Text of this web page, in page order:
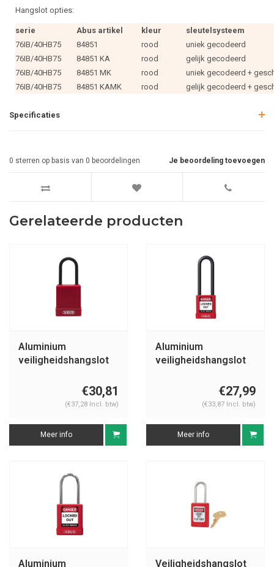
Hangslot opties:
serie Abus artikel kleur
sleutelsysteem
76IB/40HB75
84851 rood
uniek gecodeerd
76IB/40HB75
84851 KA rood
gelijk gecodeerd
76IB/40HB75
84851 MK rood
uniek gecodeerd +
76IB/40HB75
84851 KAMK rood gelijk gecodeerd +
Specificaties
Je beoordeling toevoegen
0 sterren op basis van 0 beoordelingen
Gerelateerde producten
Aluminium
veiligheidshangslot
€30,81
(€37,28 Incl. btw)
Meer info
Aluminium
veiligheidshangslot
74/40HB75 rood€27,99
(€33,87 Incl. btw)
Meer info
Aluminium Veiligheidshangslot